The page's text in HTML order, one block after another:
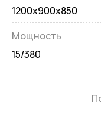
1200x900x850
Мощность
15/380